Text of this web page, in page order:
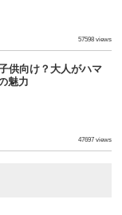
57598 views
供向け？大人がハマ
魅力
47697 views